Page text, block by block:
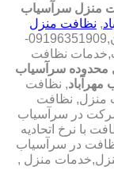
منزل سرآسیاب
, نظافت منزل
30 در صد تخفیف بیمه رایگان,09196351909-
نظافت
محدوده سرآسیاب
, نظافت
منزل, نظافت
در سرآسیاب
با نرخ اتحادیه
در سرآسیاب
منزل ,